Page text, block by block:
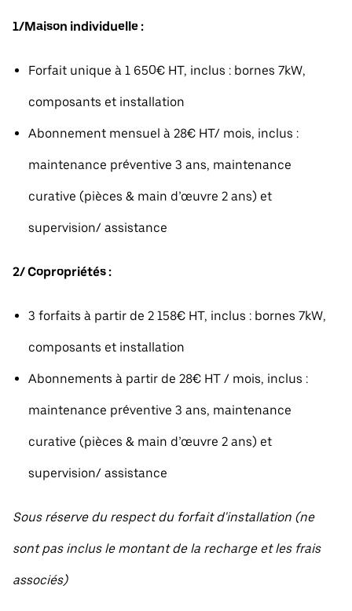
1/Maison individuelle :
Forfait unique à 1 650€ HT, inclus : bornes 7kW,
composants et installation
Abonnement mensuel à 28€ HT/ mois, inclus :
maintenance préventive 3 ans, maintenance
curative (pièces & main d’œuvre 2 ans) et
supervision/ assistance
2/ Copropriétés :
3 forfaits à partir de 2 158€ HT, inclus : bornes 7kW,
composants et installation
Abonnements à partir de 28€ HT / mois, inclus :
maintenance préventive 3 ans, maintenance
curative (pièces & main d’œuvre 2 ans) et
supervision/ assistance
Sous réserve du respect du forfait d'installation (ne
sont pas inclus le montant de la recharge et les frais
associés)